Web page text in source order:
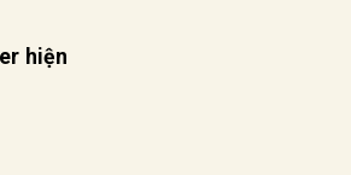
hiện